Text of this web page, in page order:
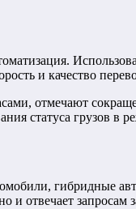
и качество
отмечают
статуса грузов в
гибридные
запросам